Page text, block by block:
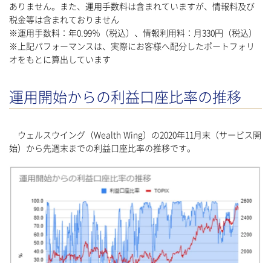
ありません。また、運用手数料は含まれていますが、情報料及び
税金等は含まれておりません
※運用手数料：年0.99％（税込）、情報利用料：月330円（税込）
※上記パフォーマンスは、実際にお客様へ配分したポートフォリ
オをもとに算出しています
運用開始からの利益口座比率の推移
ウェルスウイング（Wealth Wing）の2020年11月末（サービス開
始）から先週末までの利益口座比率の推移です。